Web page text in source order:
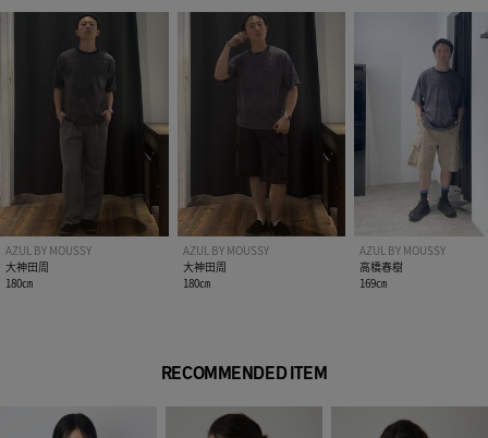
透け感：なし
裏 地：なし
伸縮性：ややあり
光沢感：なし
■柄NVY・柄GRY モデル身長185cm（Lサイズ着用）
※画像の商品はサンプルです。実際の商品と仕様、加工が若干
異なる場合があります。
※画像の商品は光の照射や角度、お使いのモニター環境によ
り、実物と色味が異なる場合がございます。
※着用、お取り扱いの際は、アテンションタグをご確認くださ
AZUL BY MOUSSY
大神田周
180㎝
AZUL BY MOUSSY
大神田周
180㎝
AZUL BY MOUSSY
高橋春樹
169㎝
RECOMMENDED ITEM